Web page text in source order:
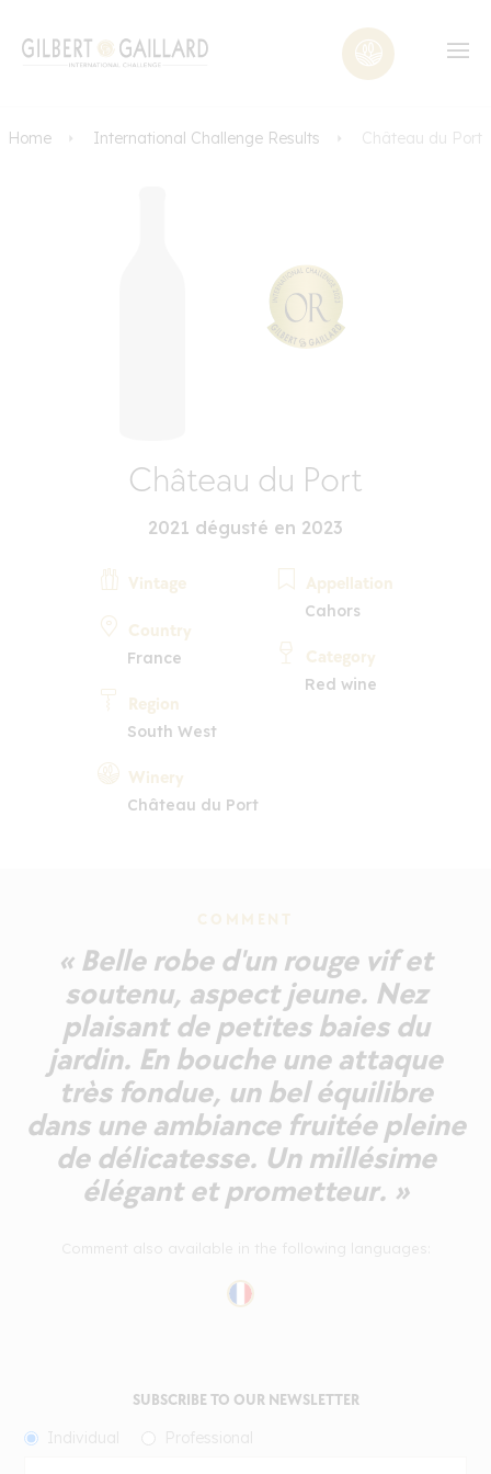
Home International Challenge Results Château du Port
Château du Port
2021 dégusté en 2023
Vintage
Country
France
Region
South West
Winery
Château du Port
Appellation
Cahors
Category
Red wine
COMMENT
« Belle robe d'un rouge vif et
soutenu, aspect jeune. Nez
plaisant de petites baies du
jardin. En bouche une attaque
très fondue, un bel équilibre
dans une ambiance fruitée pleine
de délicatesse. Un millésime
élégant et prometteur. »
SUBSCRIBE TO OUR NEWSLETTER